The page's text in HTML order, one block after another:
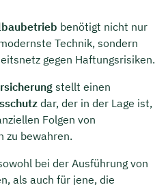
benötigt nicht nur
Technik, sondern
gegen Haftungsrisiken.
stellt einen
dar, der in der Lage ist,
Folgen von
zu bewahren.
bei der Ausführung von
als auch für jene, die